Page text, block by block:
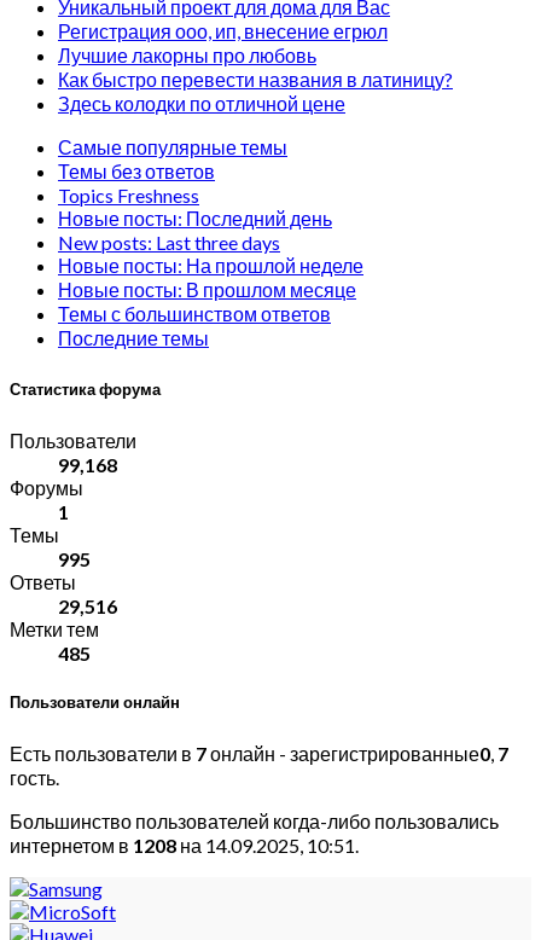
Уникальный проект для дома для Вас
Регистрация ооо, ип, внесение егрюл
Лучшие лакорны про любовь
Как быстро перевести названия в латиницу?
Здесь колодки по отличной цене
Самые популярные темы
Темы без ответов
Topics Freshness
Новые посты: Последний день
New posts: Last three days
Новые посты: На прошлой неделе
Новые посты: В прошлом месяце
Темы с большинством ответов
Последние темы
Статистика форума
Пользователи
99,168
Форумы
1
Темы
995
Ответы
29,516
Метки тем
485
Пользователи онлайн
Есть пользователи в 7онлайн - зарегистрированные0, 7
гость.
Большинство пользователей когда-либо пользовались
интернетом в 1208 на 14.09.2025, 10:51.